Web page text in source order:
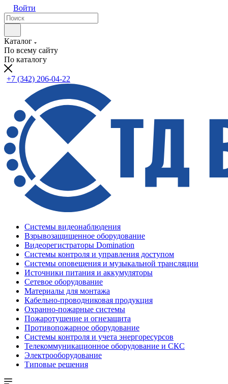
Войти
Каталог
По всему сайту
По каталогу
+7 (342) 206-04-22
Системы видеонаблюдения
Взрывозащищенное оборудование
Видеорегистраторы Domination
Системы контроля и управления доступом
Системы оповещения и музыкальной трансляции
Источники питания и аккумуляторы
Сетевое оборудование
Материалы для монтажа
Кабельно-проводниковая продукция
Охранно-пожарные системы
Пожаротушение и огнезащита
Противопожарное оборудование
Системы контроля и учета энергоресурсов
Телекоммуникационное оборудование и СКС
Электрооборудование
Типовые решения